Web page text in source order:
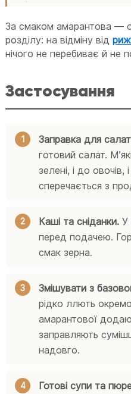
За смаком амарантова —
розділу: на відміну від
нічого не перебиває й не
Застосування
Заправка для
готовий салат.
зелені, і до
сперечається з
Каші та сніданки. У
перед подачею.
смак зерна.
Змішувати з
рідко ллють
амарантової
заправляють
надовго.
Готові супи та